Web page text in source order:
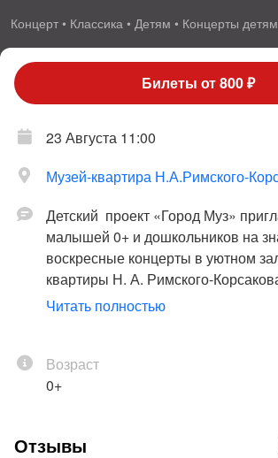
Концерт • Классика • Детям • Концерты
Билеты от 800 ₽
23 Августа 11:00
Музей-квартира Н.А.Римского-
Детский проект «Город Муз»
малышей 0+ и дошкольников на
воскресные концерты в уютном
квартиры Н. А. Римского-
Классическая музыка обладает
идеально соответствует
ребенка. Она мягко стимулирует
сложностью мира через чистый и
Читать полностью
Возраст
0+
Отзывы